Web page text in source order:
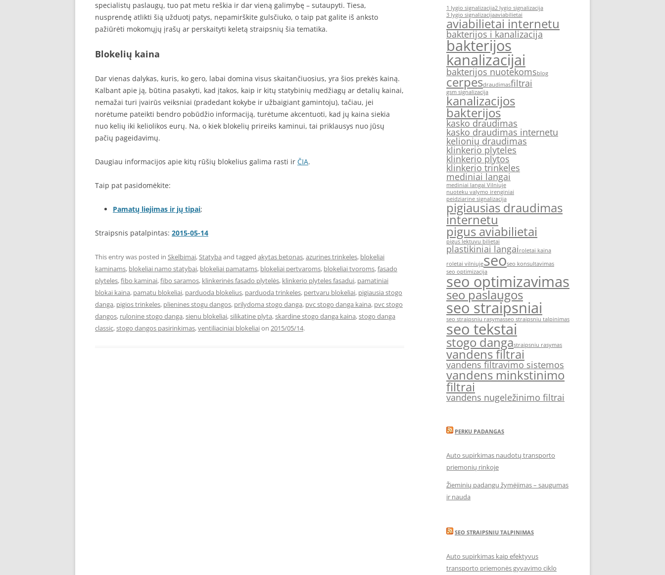
specialistų paslaugų, tuo pat metu reškia ir dar vieną galimybę – sutaupyti. Tiesa,
nusprendę atlikti šią užduotį patys, nepamirškite gulsčiuko, o taip pat galite iš anksto
pažiūrėti mokomųjų įrašų ar perskaityti keletą straipsnių šia tematika.
Blokelių kaina
Dar vienas dalykas, kuris, ko gero, labai domina visus skaitančiuosius, yra šios prekės kainą.
Kalbant apie ją, būtina pasakyti, kad įtakos, kaip ir kitų statybinių medžiagų ar detalių kainai,
nemažai turi įvairūs veiksniai (pradedant kokybe ir užbaigiant gamintoju), tačiau, jei
norėtume pateikti bendro pobūdžio informaciją, turėtume akcentuoti, kad jų kaina siekia
nuo kelių iki keliolikos eurų. Na, o kiek blokelių prireiks kaminui, tai priklausys nuo jūsų
pačių pageidavimų.
Daugiau informacijos apie kitų rūšių blokelius galima rasti ir ČIA.
Taip pat pasidomėkite:
Pamatų liejimas ir jų tipai;
Straipsnis patalpintas: 2015-05-14
This entry was posted in Skelbimai,Statyba and tagged akytas betonas,azurines trinkeles, blokeliai
kaminams, blokeliai namo statybai, blokeliai pamatams, blokeliai pertvaroms, blokeliai tvoroms,fasado
plyteles,fibo kaminai,fibo saramos, klinkerinės fasado plytelės, klinkerio plyteles fasadui, pamatiniai
blokai kaina, pamatu blokeliai, parduoda blokelius, parduoda trinkeles, pertvaru blokeliai, pigiausia stogo
danga, pigios trinkeles, plienines stogu dangos, prilydoma stogo danga, pvc stogo danga kaina, pvc stogo
dangos, rulonine stogo danga,sienu blokeliai,silikatine plyta,skardine stogo danga kaina,stogo danga
classic,stogo dangos pasirinkimas,ventiliaciniai blokeliaion 2015/05/14.
1 lygio signalizacija2 lygio signalizacija
3 lygio signalizacijaaviabilietai
aviabilietai internetu
bakterijos i kanalizacija
bakterijos
kanalizacijai
bakterijos nuotekomsblog
cerpesdraudimasfiltrai
gsm signalizacija
kanalizacijos
bakterijos
kasko draudimas
kasko draudimas internetu
kelionių draudimas
klinkerio plyteles
klinkerio plytos
klinkerio trinkeles
mediniai langai
mediniai langai Vilniuje
nuoteku valymo irenginiai
peidziarine signalizacija
pigiausias draudimas
internetu
pigus aviabilietai
pigus lektuvu bilietai
plastikiniai langai roletai kaina
roletai vilniujeseoseo konsultavimas
seo optimizacija
seo optimizavimas
seo paslaugos
seo straipsniai
seo straipsniu rasymasseo straipsniu talpinimas
seo tekstai
stogo dangastraipsniu rasymas
vandens filtrai
vandens filtravimo sistemos
vandens minkstinimo
filtrai
vandens nugeležinimo filtrai
PERKU PADANGAS
Auto supirkimas naudotų transporto
priemonių rinkoje
Žieminių padangų žymėjimas – saugumas
ir nauda
SEO STRAIPSNIU TALPINIMAS
Auto supirkimas kaip efektyvus
transporto priemonės gyvavimo ciklo